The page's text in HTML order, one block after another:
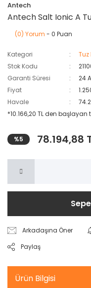
Antech
Antech Salt Ionic A
(0) Yorum - 0 Puan
Kategori
Tuz
Stok Kodu
Garanti Süresi
24
Fiyat
Havale
*10.166,20 TL den başlayan
%5 78.194,88
Arkadaşına Öner
Paylaş
Ürün Bilgisi